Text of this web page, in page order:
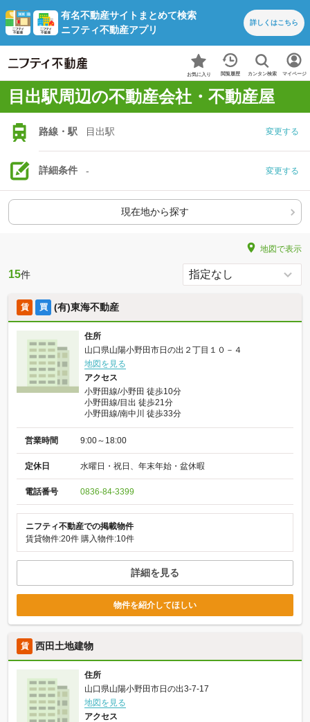
有名不動産サイトまとめて検索
ニフティ不動産アプリ
詳しくはこちら
お気に入り 閲覧履歴 カンタン検索 マイページ
目出駅周辺の不動産会社・不動産屋
路線・駅 目出駅 変更する
詳細条件 - 変更する
現在地から探す
地図で表示
15件
賃 買 (有)東海不動産
住所
山口県山陽小野田市日の出２丁目１０－４
地図を見る
アクセス
小野田線/小野田 徒歩10分
小野田線/目出 徒歩21分
小野田線/南中川 徒歩33分
営業時間 9:00～18:00
定休日 水曜日・祝日、年末年始・盆休暇
電話番号 0836-84-3399
ニフティ不動産での掲載物件
賃貸物件:20件 購入物件:10件
詳細を見る
物件を紹介してほしい
賃 西田土地建物
住所
山口県山陽小野田市日の出3-7-17
地図を見る
アクセス